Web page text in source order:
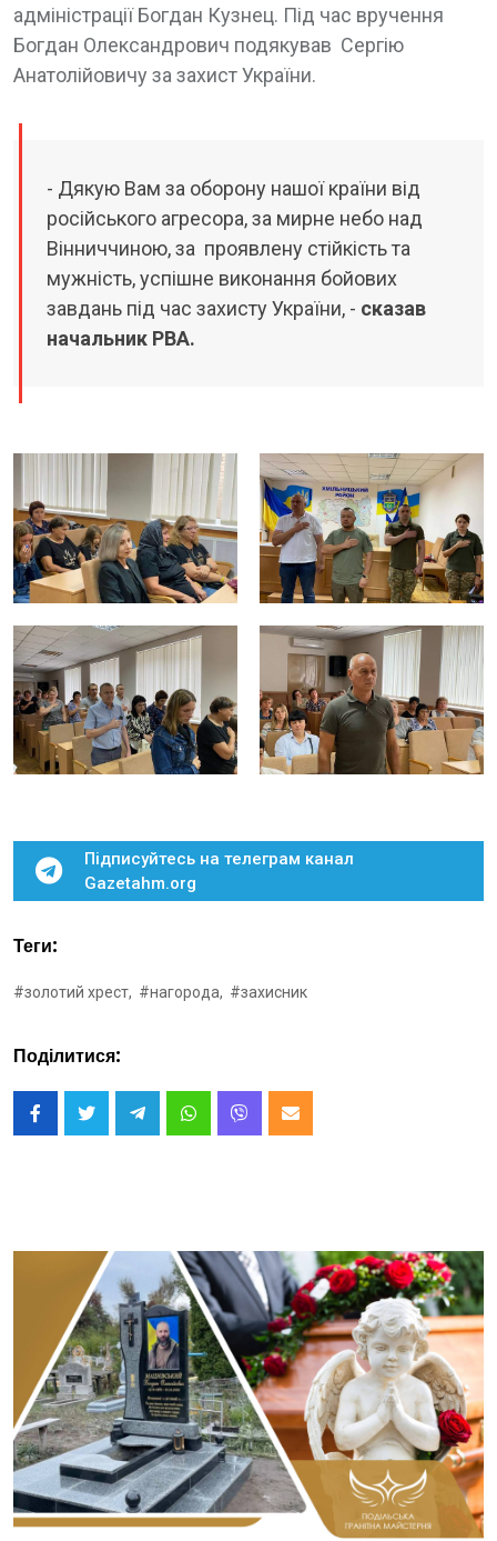
адміністрації Богдан Кузнец. Під час вручення
Богдан Олександрович подякував Сергію
Анатолійовичу за захист України.
- Дякую Вам за оборону нашої країни від
російського агресора, за мирне небо над
Вінниччиною, за проявлену стійкість та
мужність, успішне виконання бойових
завдань під час захисту України, - сказав
начальник РВА.
Підписуйтесь на телеграм канал
Gazetahm.org
Теги:
#золотий хрест, #нагорода, #захисник
Поділитися: